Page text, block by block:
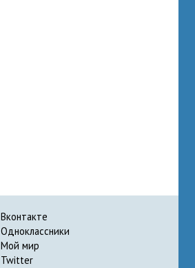
Вконтакте
Одноклассники
Мой мир
Twitter